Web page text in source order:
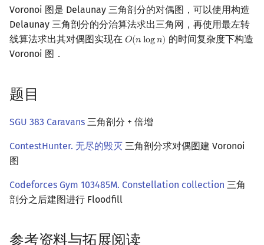
Voronoi 图是 Delaunay 三角剖分的对偶图，可以使用构造
Delaunay 三角剖分的分治算法求出三角网，再使用最左转
线算法求出其对偶图实现在 𝑂(𝑛log𝑛)
O(nlogn)
的时间复杂度下构造
Voronoi 图．
题目
SGU 383 Caravans 三角剖分 + 倍增
ContestHunter. 无尽的毁灭 三角剖分求对偶图建 Voronoi
图
Codeforces Gym 103485M. Constellation collection 三角
剖分之后建图进行 Floodfill
参考资料与拓展阅读